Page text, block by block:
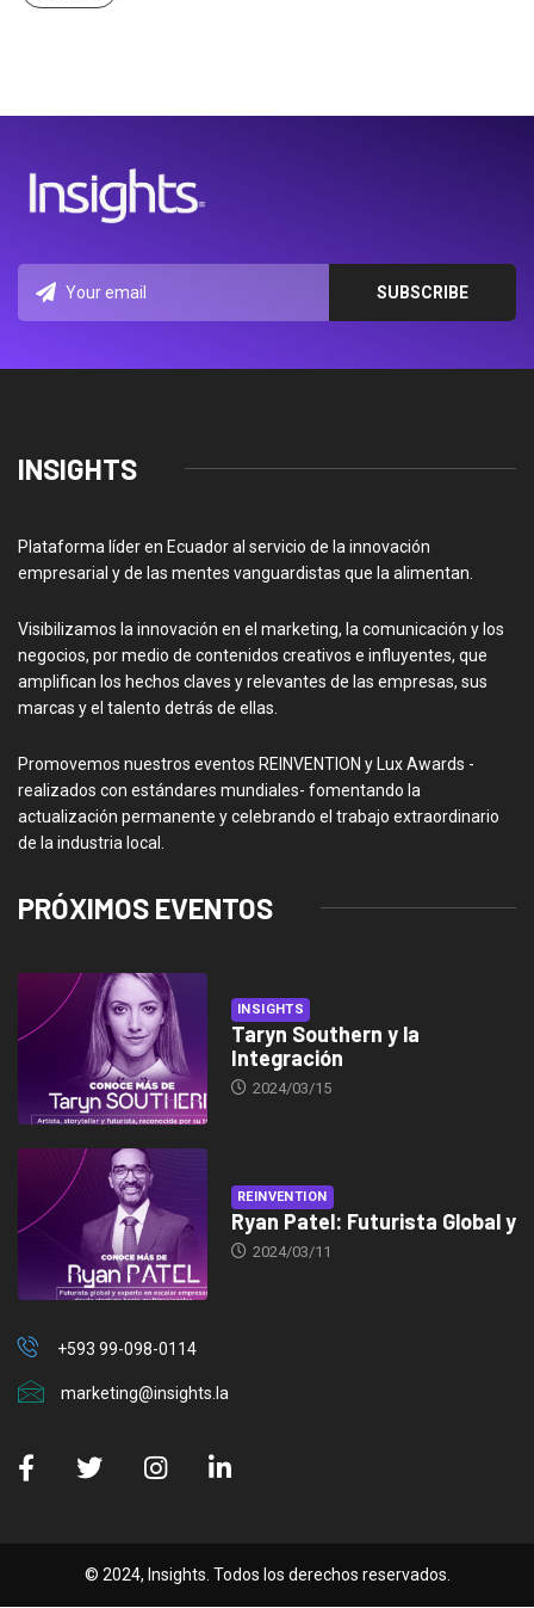
INSIGHTS
Plataforma líder en Ecuador al servicio de la innovación
empresarial y de las mentes vanguardistas que la alimentan.
Visibilizamos la innovación en el marketing, la comunicación y los
negocios, por medio de contenidos creativos e influyentes, que
amplifican los hechos claves y relevantes de las empresas, sus
marcas y el talento detrás de ellas.
Promovemos nuestros eventos REINVENTION y Lux Awards -
realizados con estándares mundiales- fomentando la
actualización permanente y celebrando el trabajo extraordinario
de la industria local.
PRÓXIMOS EVENTOS
INSIGHTS
Taryn Southern y la
Integración
2024/03/15
REINVENTION
Ryan Patel: Futurista Global y
2024/03/11
+593 99-098-0114
marketing@insights.la
© 2024, Insights. Todos los derechos reservados.